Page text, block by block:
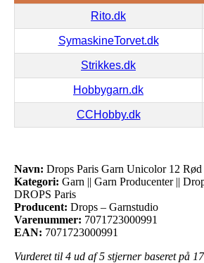
Rito.dk
SymaskineTorvet.dk
Strikkes.dk
Hobbygarn.dk
CCHobby.dk
Navn: Drops Paris Garn Unicolor 12 Rød
Kategori: Garn || Garn Producenter ||
DROPS Paris
Producent: Drops – Garnstudio
Varenummer: 7071723000991
EAN: 7071723000991
Vurderet til 4 ud af 5 stjerner baseret på 17